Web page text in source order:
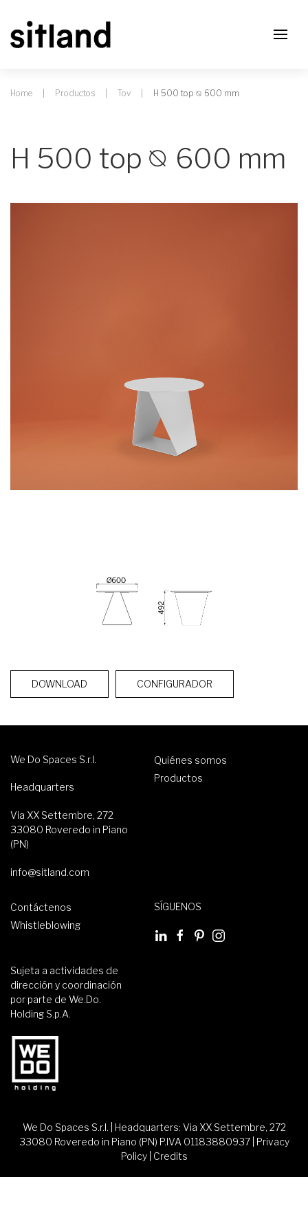
Home Productos Tov H 500 top ⦰ 600 mm
H 500 top ⦰ 600 mm
DOWNLOAD CONFIGURADOR
We Do Spaces S.r.l.
Headquarters
Via XX Settembre, 272
33080 Roveredo in Piano
(PN)
info@sitland.com
Quiénes somos
Productos
Contáctenos
Whistleblowing
SÍGUENOS
Sujeta a actividades de
dirección y coordinación
por parte de We.Do.
Holding S.p.A.
We Do Spaces S.r.l. | Headquarters: Via XX Settembre, 272
33080 Roveredo in Piano (PN) P.IVA 01183880937 | Privacy
Policy| Credits